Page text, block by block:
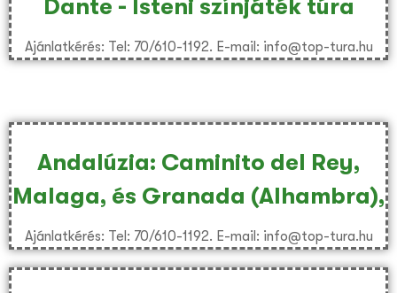
Dante - Isteni színjáték túra
Ajánlatkérés: Tel: 70/610-1192. E-mail: info@top-tura.hu
Andalúzia: Caminito del Rey,
Malaga, és Granada (Alhambra),
Ajánlatkérés: Tel: 70/610-1192. E-mail: info@top-tura.hu